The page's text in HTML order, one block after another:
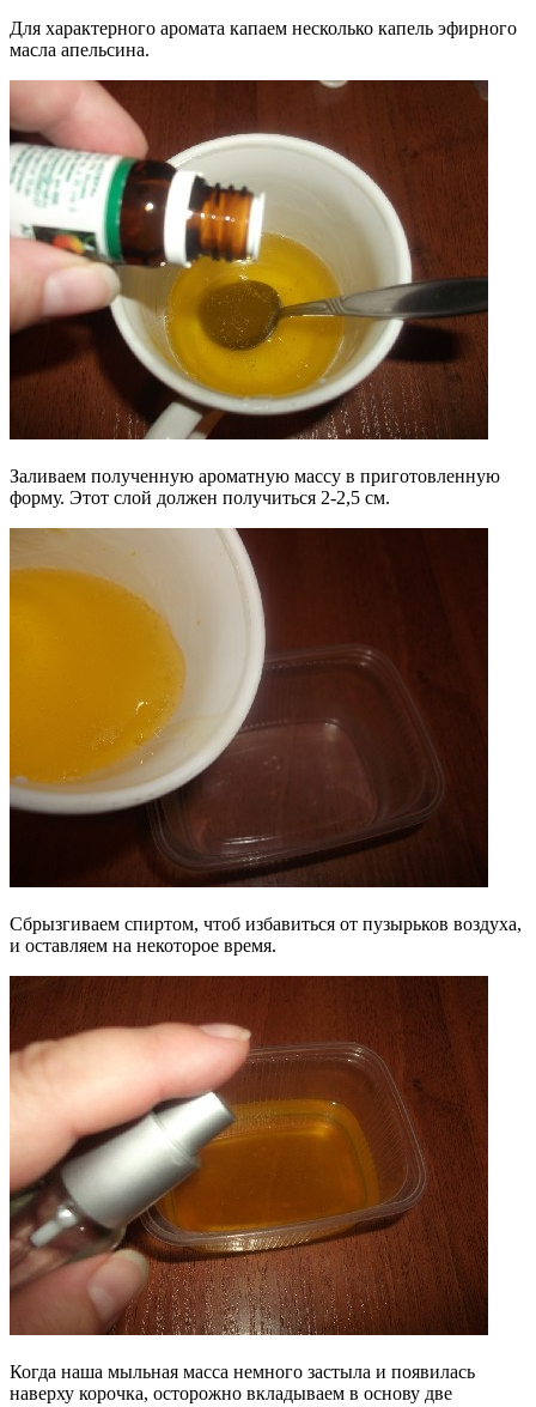
Для характерного аромата капаем несколько капель эфирного
масла апельсина.
Заливаем полученную ароматную массу в приготовленную
форму. Этот слой должен получиться 2-2,5 см.
Сбрызгиваем спиртом, чтоб избавиться от пузырьков воздуха,
и оставляем на некоторое время.
Когда наша мыльная масса немного застыла и появилась
наверху корочка, осторожно вкладываем в основу две